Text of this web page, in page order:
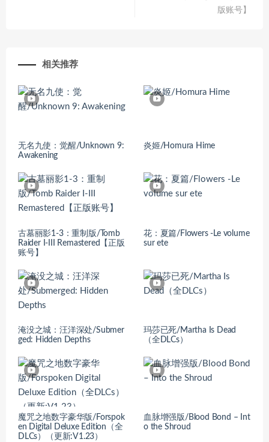
版账号】
相关推荐
无名九使：觉醒/Unknown 9:
Awakening
炎姬/Homura Hime
古墓丽影1-3：重制版/Tomb
Raider I-III Remastered【正版
账号】
花：夏篇/Flowers -Le volume
sur ete
淹没之城：汪洋深处/Submer
ged: Hidden Depths
玛莎已死/Martha Is Dead
（全DLCs）
魔咒之地数字豪华版/Forspok
en Digital Deluxe Edition（全
DLCs）（更新:V1.23）
血脉增强版/Blood Bond – Int
o the Shroud